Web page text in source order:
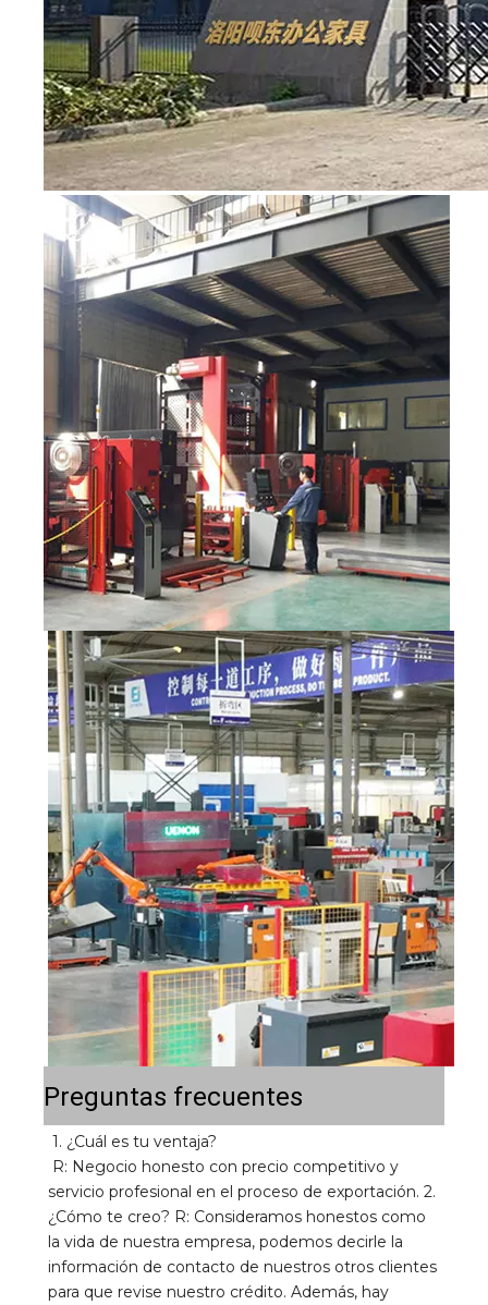
Preguntas frecuentes
1. ¿Cuál es tu ventaja?
R: Negocio honesto con precio competitivo y
servicio profesional en el proceso de exportación. 2.
¿Cómo te creo? R: Consideramos honestos como
la vida de nuestra empresa, podemos decirle la
información de contacto de nuestros otros clientes
para que revise nuestro crédito. Además, hay